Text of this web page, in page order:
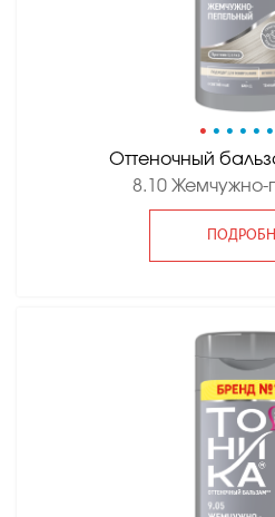
• • • • • •
Оттеночный
8.10 Жемчужно-